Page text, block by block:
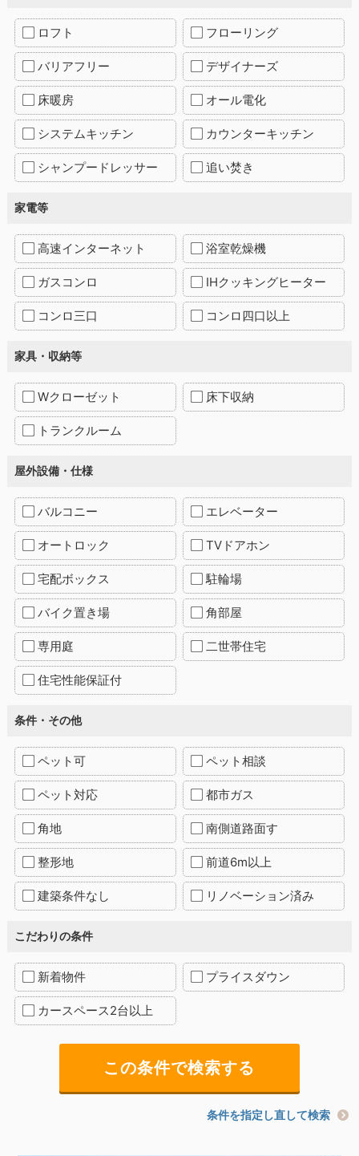
ロフト フローリング
バリアフリー デザイナーズ
床暖房 オール電化
システムキッチン カウンターキッチン
シャンプードレッサー 追い焚き
家電等
高速インターネット 浴室乾燥機
ガスコンロ IHクッキングヒーター
コンロ三口 コンロ四口以上
家具・収納等
Wクローゼット 床下収納
トランクルーム
屋外設備・仕様
バルコニー エレベーター
オートロック TVドアホン
宅配ボックス 駐輪場
バイク置き場 角部屋
専用庭 二世帯住宅
住宅性能保証付
条件・その他
ペット可 ペット相談
ペット対応 都市ガス
角地 南側道路面す
整形地 前道6m以上
建築条件なし リノベーション済み
こだわりの条件
新着物件 プライスダウン
カースペース2台以上
条件を指定し直して検索